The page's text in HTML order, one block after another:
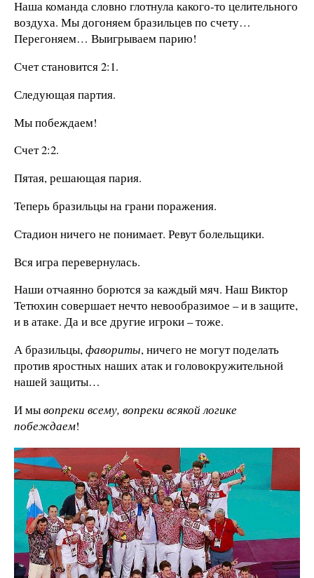
Наша команда словно глотнула какого-то целительного
воздуха. Мы догоняем бразильцев по счету…
Перегоняем… Выигрываем парию!
Счет становится 2:1.
Следующая партия.
Мы побеждаем!
Счет 2:2.
Пятая, решающая пария.
Теперь бразильцы на грани поражения.
Стадион ничего не понимает. Ревут болельщики.
Вся игра перевернулась.
Наши отчаянно борются за каждый мяч. Наш Виктор
Тетюхин совершает нечто невообразимое – и в защите,
и в атаке. Да и все другие игроки – тоже.
А бразильцы,фавориты, ничего не могут поделать
против яростных наших атак и головокружительной
нашей защиты…
И мывопреки всему, вопреки всякой логике
побеждаем!